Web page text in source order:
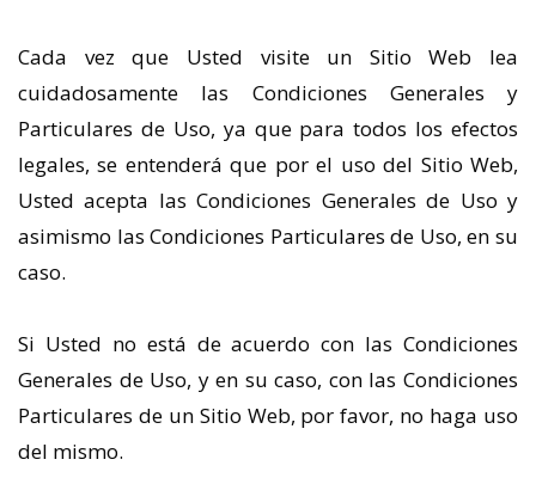
Cada vez que Usted visite un Sitio Web lea
cuidadosamente las Condiciones Generales y
Particulares de Uso, ya que para todos los efectos
legales, se entenderá que por el uso del Sitio Web,
Usted acepta las Condiciones Generales de Uso y
asimismo las Condiciones Particulares de Uso, en su
caso.
Si Usted no está de acuerdo con las Condiciones
Generales de Uso, y en su caso, con las Condiciones
Particulares de un Sitio Web, por favor, no haga uso
del mismo.